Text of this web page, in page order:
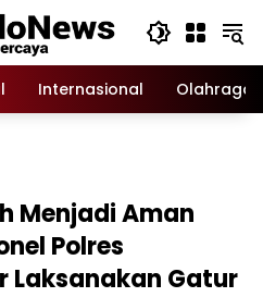
Internasional Olahraga
Menjadi Aman
Polres
Laksanakan Gatur